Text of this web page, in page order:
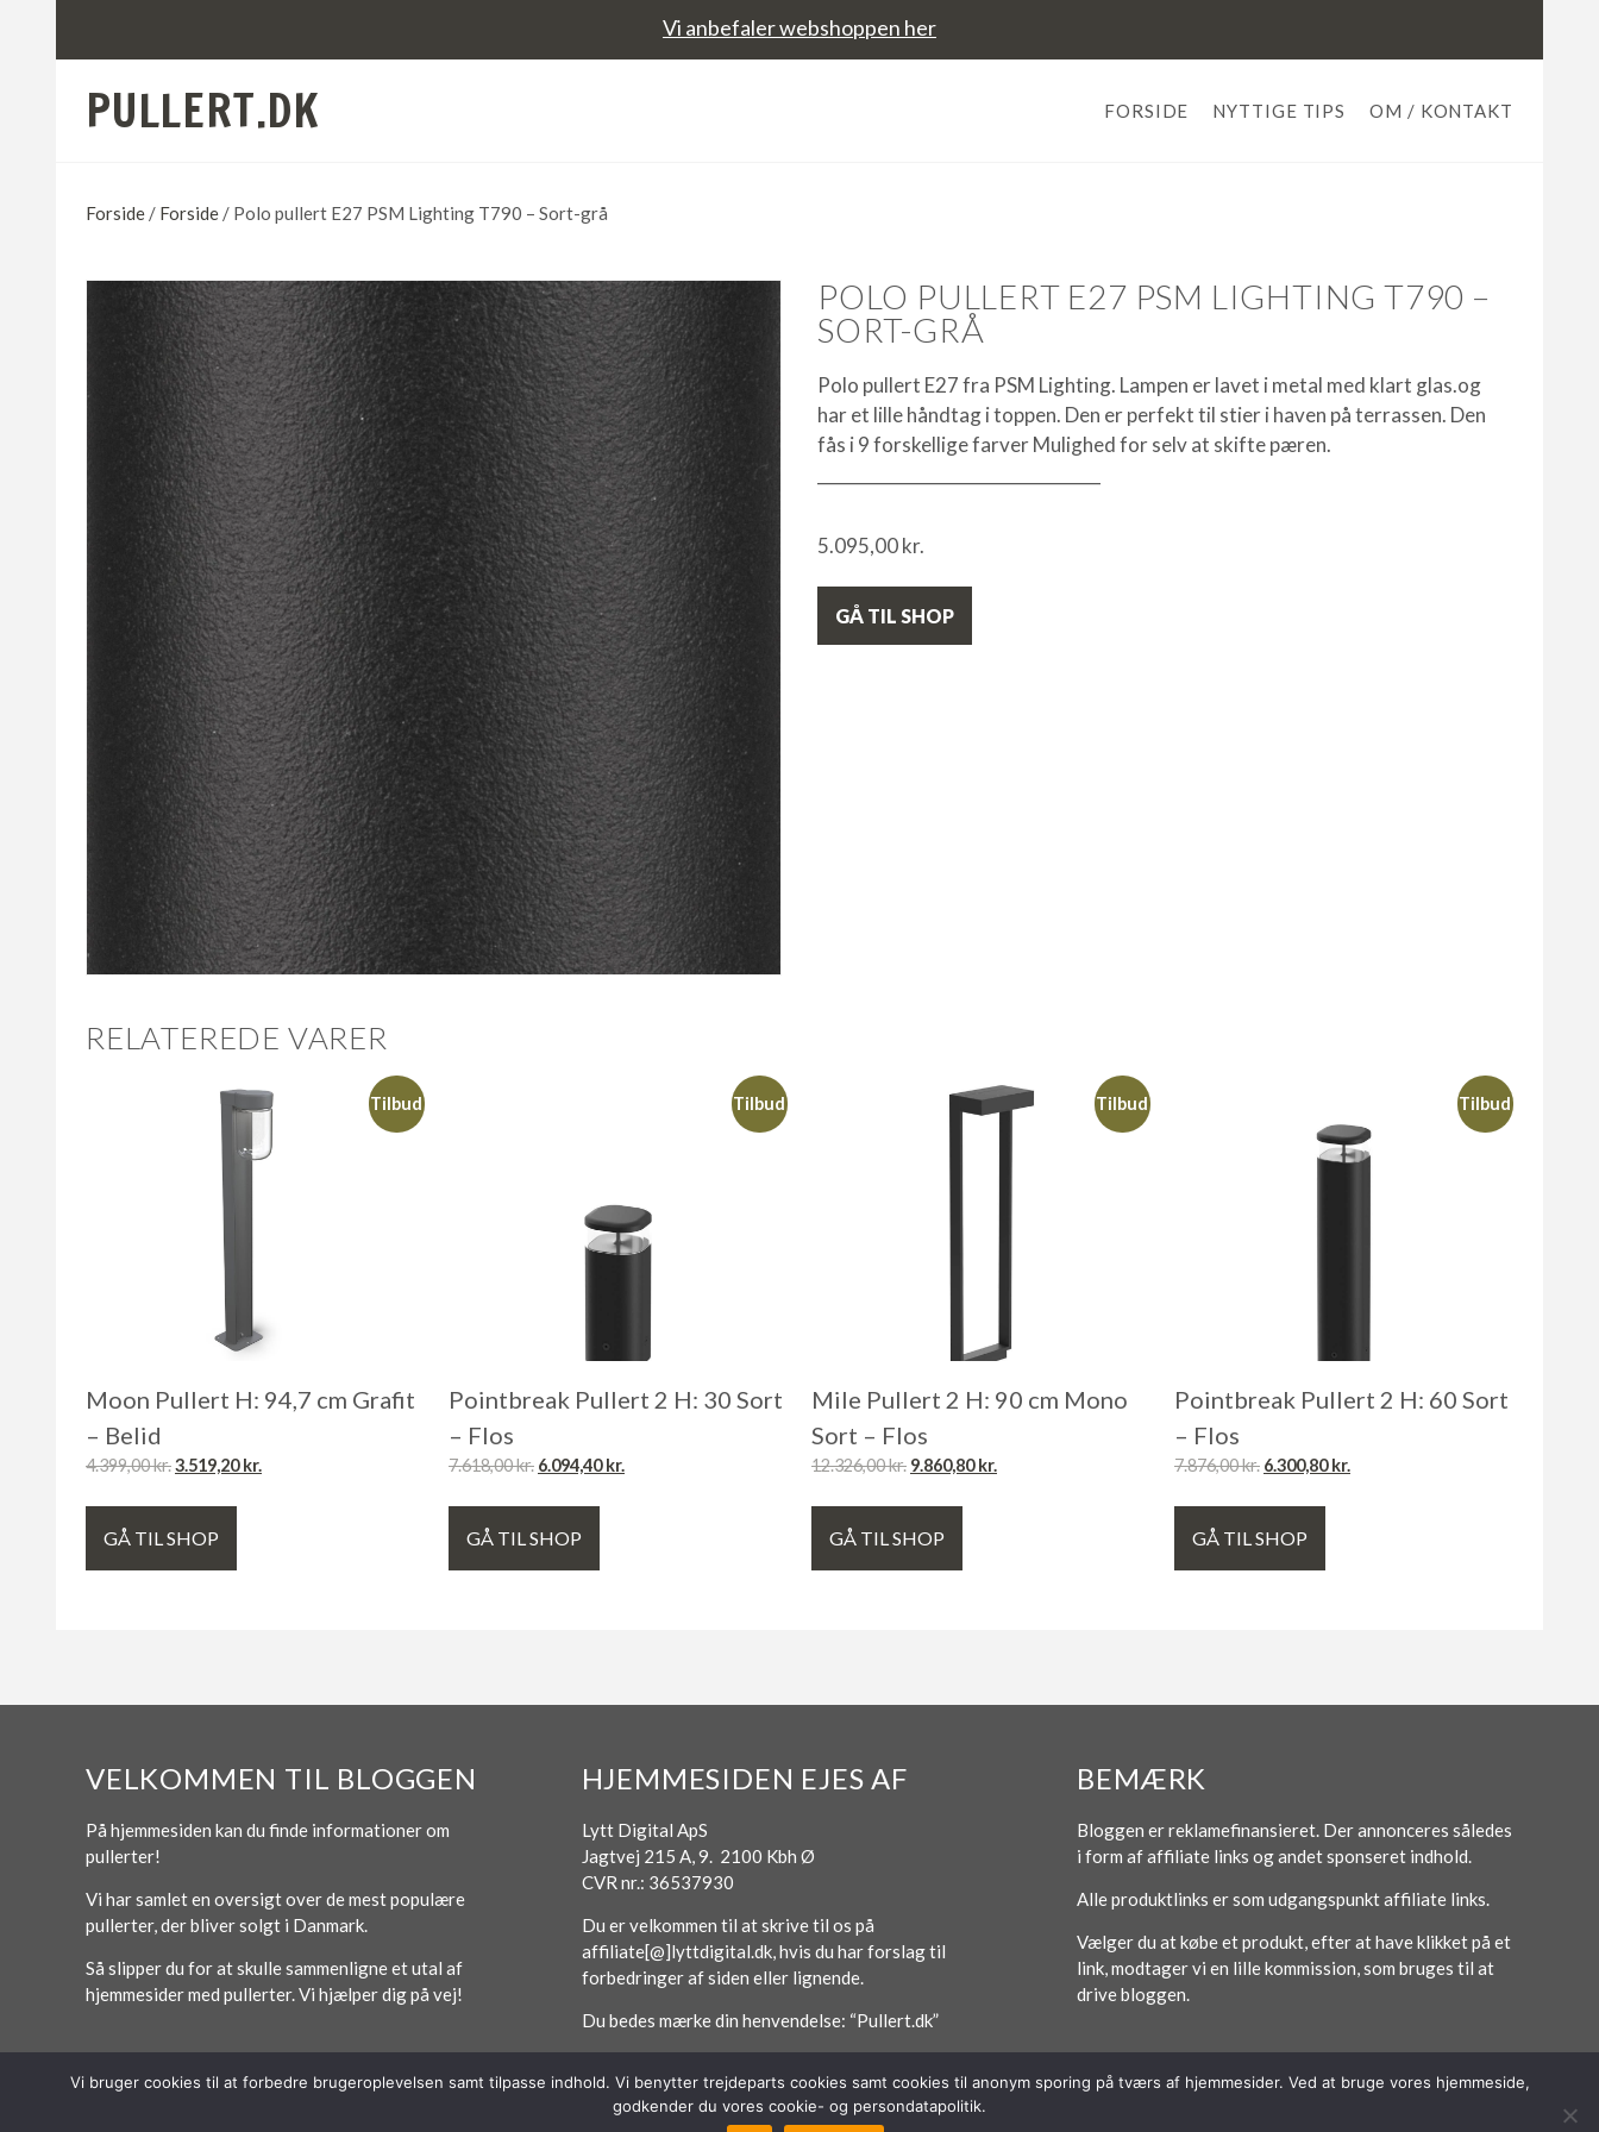
Vi anbefaler webshoppen her
PULLERT.DK FORSIDE NYTTIGE TIPS OM / KONTAKT
Forside / Forside / Polo pullert E27 PSM Lighting T790 – Sort-grå
POLO PULLERT E27 PSM LIGHTING T790 –
SORT-GRÅ
Polo pullert E27 fra PSM Lighting. Lampen er lavet i metal med klart glas.og
har et lille håndtag i toppen. Den er perfekt til stier i haven på terrassen. Den
fås i 9 forskellige farver Mulighed for selv at skifte pæren.
5.095,00kr.
GÅ TIL SHOP
RELATEREDE VARER
Tilbud
Moon Pullert H: 94,7 cm Grafit
– Belid
4.399,00kr.3.519,20kr.
GÅ TIL SHOP
Tilbud
Pointbreak Pullert 2 H: 30 Sort
– Flos
7.618,00kr. 6.094,40kr.
GÅ TIL SHOP
Tilbud
Mile Pullert 2 H: 90 cm Mono
Sort – Flos
12.326,00kr. 9.860,80kr.
GÅ TIL SHOP
Tilbud
Pointbreak Pullert 2 H: 60 Sort
– Flos
7.876,00kr. 6.300,80kr.
GÅ TIL SHOP
VELKOMMEN TIL BLOGGEN
På hjemmesiden kan du finde informationer om
pullerter!
Vi har samlet en oversigt over de mest populære
pullerter, der bliver solgt i Danmark.
Så slipper du for at skulle sammenligne et utal af
hjemmesider med pullerter. Vi hjælper dig på vej!
HJEMMESIDEN EJES AF
Lytt Digital ApS
Jagtvej 215 A, 9. 2100 Kbh Ø
CVR nr.: 36537930
Du er velkommen til at skrive til os på
affiliate[@]lyttdigital.dk, hvis du har forslag til
forbedringer af siden eller lignende.
Du bedes mærke din henvendelse: “Pullert.dk”
BEMÆRK
Bloggen er reklamefinansieret. Der annonceres således
i form af affiliate links og andet sponseret indhold.
Alle produktlinks er som udgangspunkt affiliate links.
Vælger du at købe et produkt, efter at have klikket på et
link, modtager vi en lille kommission, som bruges til at
drive bloggen.
Vi bruger cookies til at forbedre brugeroplevelsen samt tilpasse indhold. Vi benytter trejdeparts cookies samt cookies til anonym sporing på tværs af hjemmesider. Ved at bruge vores hjemmeside,
godkender du vores cookie- og persondatapolitik.